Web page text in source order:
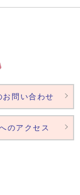
お問い合わせ
のアクセス